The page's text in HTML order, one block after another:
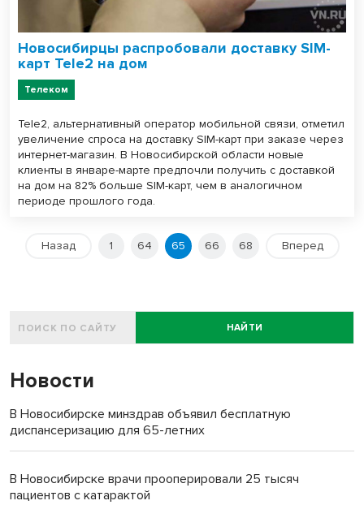
Новосибирцы распробовали доставку SIM-
карт Tele2 на дом
Телеком
Tele2, альтернативный оператор мобильной связи, отметил
увеличение спроса на доставку SIM-карт при заказе через
интернет-магазин. В Новосибирской области новые
клиенты в январе-марте предпочли получить с доставкой
на дом на 82% больше SIM-карт, чем в аналогичном
периоде прошлого года.
Назад 1 64 65 66 68 Вперед
НАЙТИ
Новости
В Новосибирске минздрав объявил бесплатную
диспансеризацию для 65-летних
В Новосибирске врачи прооперировали 25 тысяч
пациентов с катарактой